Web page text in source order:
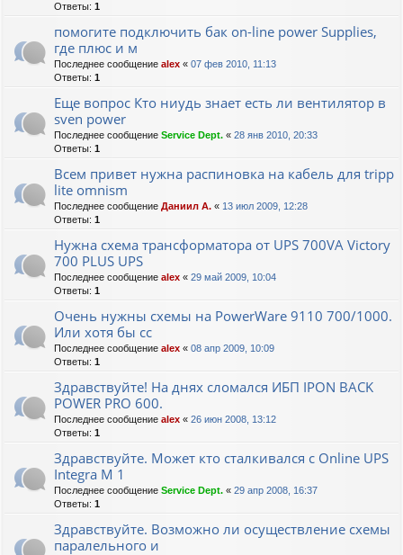
Ответы: 1
помогите подключить бак on-line power Supplies,
где плюс и м
Последнее сообщение alex « 07 фев 2010, 11:13
Ответы: 1
Еще вопрос Кто ниудь знает есть ли вентилятор в
sven power
Последнее сообщение Service Dept. « 28 янв 2010, 20:33
Ответы: 1
Всем привет нужна распиновка на кабель для tripp
lite omnism
Последнее сообщение Даниил А. « 13 июл 2009, 12:28
Ответы: 1
Нужна схема трансформатора от UPS 700VA Victory
700 PLUS UPS
Последнее сообщение alex « 29 май 2009, 10:04
Ответы: 1
Очень нужны схемы на PowerWare 9110 700/1000.
Или хотя бы сс
Последнее сообщение alex « 08 апр 2009, 10:09
Ответы: 1
Здравствуйте! На днях сломался ИБП IPON BACK
POWER PRO 600.
Последнее сообщение alex « 26 июн 2008, 13:12
Ответы: 1
Здравствуйте. Может кто сталкивался с Online UPS
Integra M 1
Последнее сообщение Service Dept. « 29 апр 2008, 16:37
Ответы: 1
Здравствуйте. Возможно ли осуществление схемы
паралельного и